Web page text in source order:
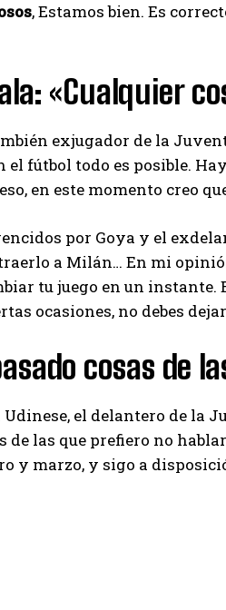
I WANT IN
accept the Privacy Policy
, Estamos bien. Es
«Cualquier
exjugador de la
el fútbol todo es posible.
en este momento creo
por Goya y el
a Milán… En mi
tu juego en un instante.
ocasiones, no debes
cosas de
el delantero de la
de las que prefiero no
y marzo, y sigo a